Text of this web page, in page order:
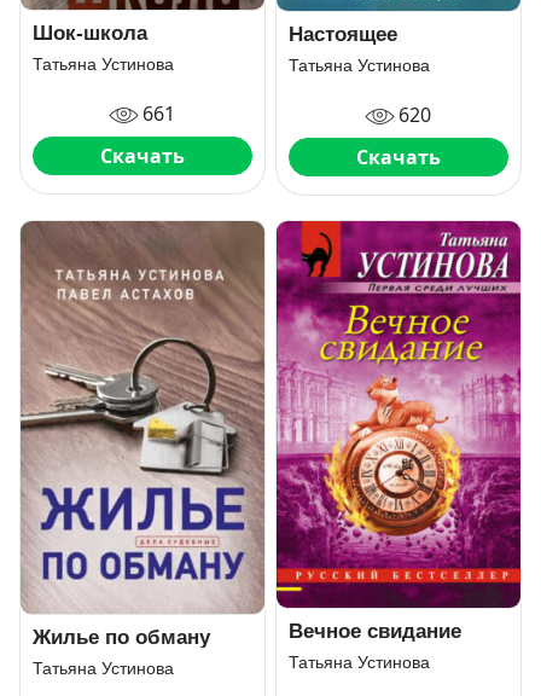
Шок-школа
Татьяна Устинова
661
Скачать
Настоящее
Татьяна Устинова
620
Скачать
Жилье по обману
Татьяна Устинова
Вечное свидание
Татьяна Устинова